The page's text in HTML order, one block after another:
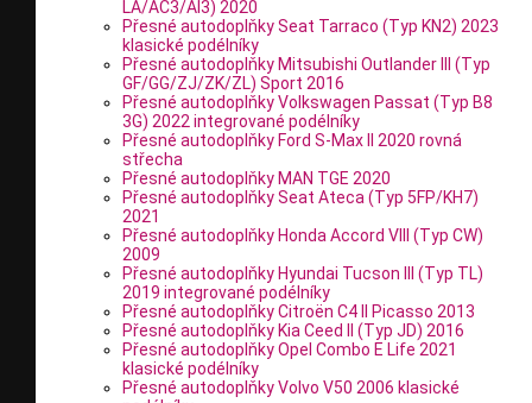
LA/AC3/AI3) 2020
Přesné autodoplňky Seat Tarraco (Typ KN2) 2023
klasické podélníky
Přesné autodoplňky Mitsubishi Outlander III (Typ
GF/GG/ZJ/ZK/ZL) Sport 2016
Přesné autodoplňky Volkswagen Passat (Typ B8
3G) 2022 integrované podélníky
Přesné autodoplňky Ford S-Max II 2020 rovná
střecha
Přesné autodoplňky MAN TGE 2020
Přesné autodoplňky Seat Ateca (Typ 5FP/KH7)
2021
Přesné autodoplňky Honda Accord VIII (Typ CW)
2009
Přesné autodoplňky Hyundai Tucson III (Typ TL)
2019 integrované podélníky
Přesné autodoplňky Citroën C4 II Picasso 2013
Přesné autodoplňky Kia Ceed II (Typ JD) 2016
Přesné autodoplňky Opel Combo E Life 2021
klasické podélníky
Přesné autodoplňky Volvo V50 2006 klasické